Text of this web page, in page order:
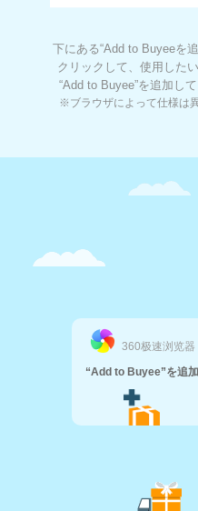
下にある“Add to Buyeeを
クリックして、使用した
“Add to Buyee”を追加して
※ブラウザによって仕様は
360极速浏览器
“Add to Buyee”を追加